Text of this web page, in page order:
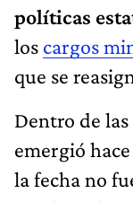
políticas
los cargos
que se
Dentro de
emergió
la fecha no